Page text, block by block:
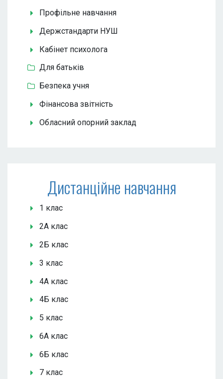
Профільне навчання
Держстандарти НУШ
Кабінет психолога
Для батьків
Безпека учня
Фінансова звітність
Обласний опорний заклад
Дистанційне навчання
1 клас
2А клас
2Б клас
3 клас
4А клас
4Б клас
5 клас
6А клас
6Б клас
7 клас